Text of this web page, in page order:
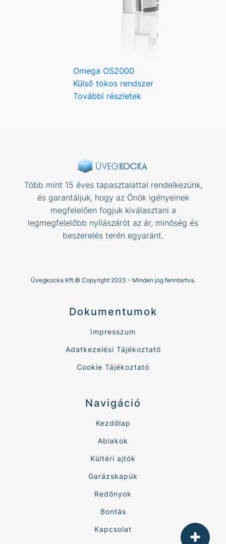
Omega OS2000
Külső tokos rendszer
További részletek
Több mint 15 éves tapasztalattal rendelkezünk,
és garantáljuk, hogy az Önök igényeinek
megfelelően fogjuk kiválasztani a
legmegfelelőbb nyílászárót az ár, minőség és
beszerelés terén egyaránt.
Üvegkocka Kft.© Copyright 2023 - Minden jog fenntartva.
Dokumentumok
Impresszum
Adatkezelési Tájékoztató
Cookie Tájékoztató
Navigáció
Kezdőlap
Ablakok
Kültéri ajtók
Garázskapúk
Redőnyok
Bontás
Kapcsolat